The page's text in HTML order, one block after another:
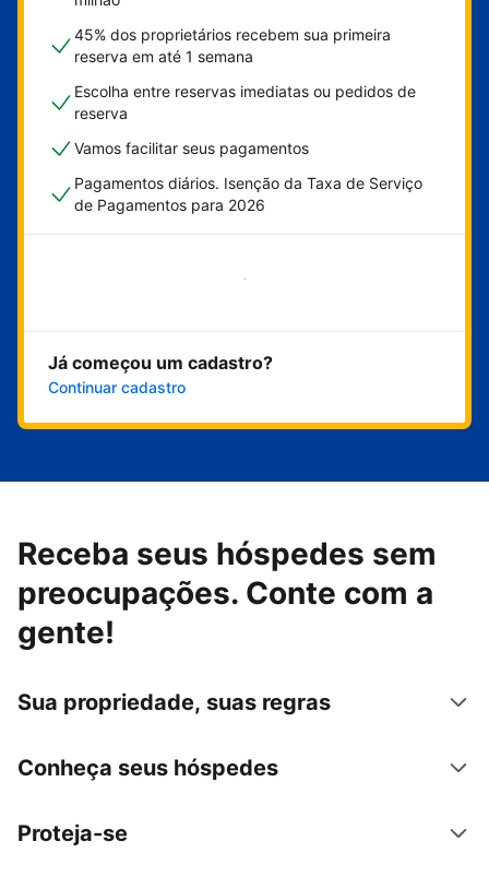
45% dos proprietários recebem sua primeira
reserva em até 1 semana
Escolha entre reservas imediatas ou pedidos de
reserva
Vamos facilitar seus pagamentos
Pagamentos diários. Isenção da Taxa de Serviço
de Pagamentos para 2026
Comece agora
Já começou um cadastro?
Continuar cadastro
Receba seus hóspedes sem
preocupações. Conte com a
gente!
Sua propriedade, suas regras
Conheça seus hóspedes
Proteja-se